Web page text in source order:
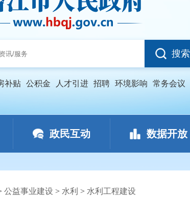
搜索
补贴 公积金 人才引进 招聘 环境影响 常务会议
政民互动 数据开放
公益事业建设 > 水利 > 水利工程建设